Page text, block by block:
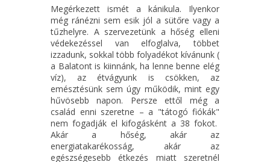
Megérkezett ismét a kánikula. Ilyenkor
még ránézni sem esik jól a sütőre vagy a
tűzhelyre. A szervezetünk a hőség elleni
védekezéssel van elfoglalva, többet
izzadunk, sokkal több folyadékot kívánunk (
a Balatont is kiinnánk, ha lenne benne elég
víz), az étvágyunk is csökken, az
emésztésünk sem úgy működik, mint egy
hűvösebb napon. Persze ettől még a
család enni szeretne – a "tátogó fiókák"
nem fogadják el kifogásként a 38 fokot.
Akár a hőség, akár az
energiatakarékosság, akár az
egészségesebb étkezés miatt szeretnél